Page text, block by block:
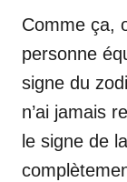
Comme ça,
personne
signe du
n’ai jamais
le signe de